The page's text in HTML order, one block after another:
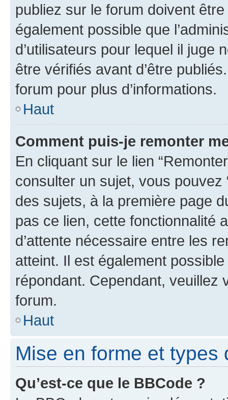
publiez sur le forum doivent
également possible que
d’utilisateurs pour lequel il juge
être vérifiés avant d’être
forum pour plus d’informations.
Haut
Comment puis-je remonter
En cliquant sur le lien
consulter un sujet, vous pouvez
des sujets, à la première page
pas ce lien, cette fonctionnalité
d’attente nécessaire entre les
atteint. Il est également
répondant. Cependant,
forum.
Haut
Mise en forme et types
Qu’est-ce que le BBCode ?